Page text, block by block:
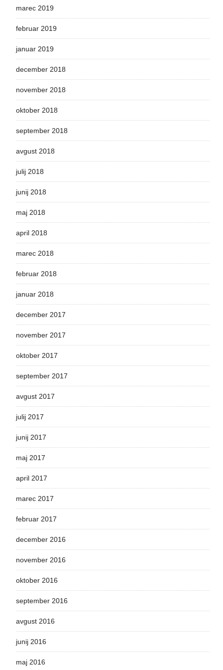
marec 2019
februar 2019
januar 2019
december 2018
november 2018
oktober 2018
september 2018
avgust 2018
julij 2018
junij 2018
maj 2018
april 2018
marec 2018
februar 2018
januar 2018
december 2017
november 2017
oktober 2017
september 2017
avgust 2017
julij 2017
junij 2017
maj 2017
april 2017
marec 2017
februar 2017
december 2016
november 2016
oktober 2016
september 2016
avgust 2016
junij 2016
maj 2016